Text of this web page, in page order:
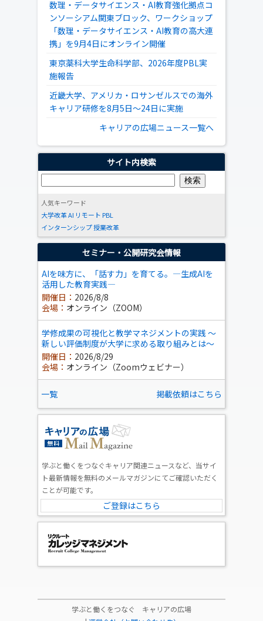
数理・データサイエンス・AI教育強化拠点コ
ンソーシアム関東ブロック、ワークショップ
「数理・データサイエンス・AI教育の高大連
携」を9月4日にオンライン開催
東京薬科大学生命科学部、2026年度PBL実
施報告
近畿大学、アメリカ・ロサンゼルスでの海外
キャリア研修を8月5日～24日に実施
キャリアの広場ニュース一覧へ
サイト内検索
人気キーワード
大学改革AI リモート PBL
インターンシップ授業改革
セミナー・公開研究会情報
AIを味方に、「話す力」を育てる。―生成AIを
活用した教育実践―
開催日： 2026/8/8
会場： オンライン（ZOOM）
学修成果の可視化と教学マネジメントの実践 ～
新しい評価制度が大学に求める取り組みとは～
開催日： 2026/8/29
会場： オンライン（Zoomウェビナー）
一覧 掲載依頼はこちら
学ぶと働くをつなぐキャリア関連ニュースなど、当サイ
ト最新情報を無料のメールマガジンにてご確認いただく
ことが可能です。
ご登録はこちら
学ぶと働くをつなぐ キャリアの広場